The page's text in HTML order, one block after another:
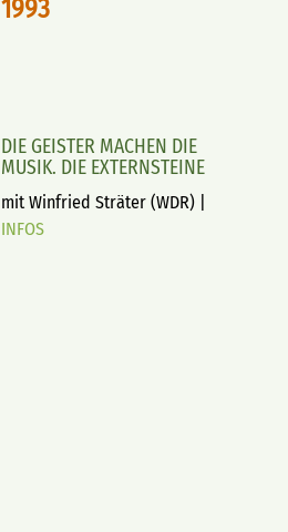
1993
DIE GEISTER MACHEN DIE
MUSIK. DIE EXTERNSTEINE
mit Winfried Sträter (WDR) |
INFOS